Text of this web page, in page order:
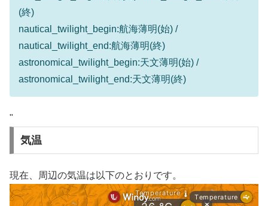
(終)
nautical_twilight_begin:航海薄明(始) /
nautical_twilight_end:航海薄明(終)
astronomical_twilight_begin:天文薄明(始) /
astronomical_twilight_end:天文薄明(終)
"
気温
現在、周辺の気温は以下のとおりです。